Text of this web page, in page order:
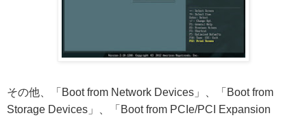
その他、「Boot from Network Devices」、「Boot from
Storage Devices」、「Boot from PCIe/PCI Expansion